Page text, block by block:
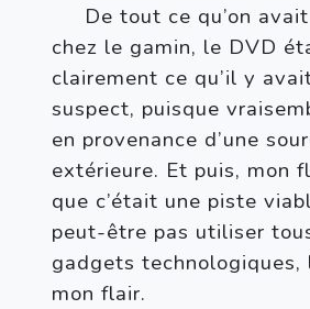
De tout ce qu’on
chez le gamin, le DVD
clairement ce qu’il y
suspect, puisque
en provenance d’une
extérieure. Et puis, mon
que c’était une piste
peut-être pas utiliser
gadgets technologiques,
mon flair.